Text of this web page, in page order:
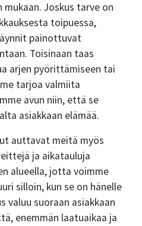
Joskus tarve on
toipuessa,
painottuvat
Toisinaan taas
arjen pyörittämiseen tai
tarjoa valmiita
avun niin, että se
asiakkaan elämää.
auttavat meitä myös
ja aikatauluja
alueella, jotta voimme
silloin, kun se on hänelle
valuu suoraan asiakkaan
enemmän laatuaikaa ja